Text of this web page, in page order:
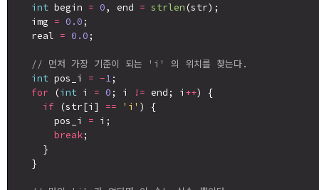
int begin = 0, end = strlen (str);
  img
= 0.0 ;
  real
= 0.0 ;
// 먼저 가장 기준이 되는 'i' 의 위치를 찾는다.
int pos_i = -1;
for (int i = 0 ; i != end; i ++) {
if (str[i] == 'i' ) {
      pos_i
= i;
break;
    }
  }